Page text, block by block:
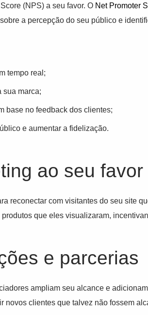
(NPS) a seu favor. O Net Promoter
a percepção do seu público e
tempo real;
sua marca;
base no feedback dos clientes;
e aumentar a fidelização.
ao seu favor
reconectar com visitantes do seu site
que eles visualizaram,
e parcerias
ampliam seu alcance e
novos clientes que talvez não fossem